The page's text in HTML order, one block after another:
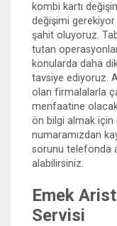
kombi kartı
değişimi
şahit oluyoruz.
tutan
konularda daha
tavsiye ediyoruz.
olan firmalalarla
menfaatine
ön bilgi almak için
numaramızdan
sorunu telefonda
alabilirsiniz.
Emek
Servisi